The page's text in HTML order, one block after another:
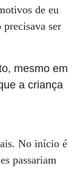
de eu
ser
mesmo em
a criança
No início é
passariam